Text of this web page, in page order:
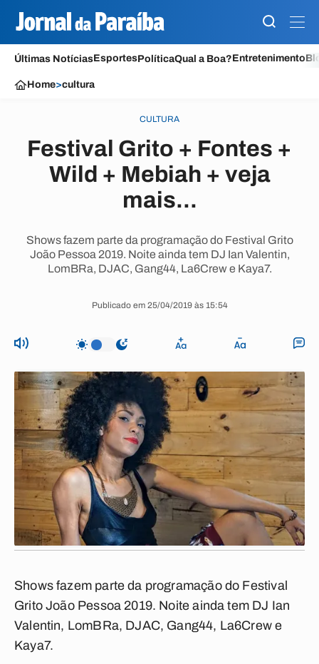
Últimas NotíciasEsportesPolíticaQual a Boa?Entretenimento
Home>cultura
CULTURA
Festival Grito + Fontes +
Wild + Mebiah + veja
mais...
Shows fazem parte da programação do Festival Grito
João Pessoa 2019. Noite ainda tem DJ Ian Valentin,
LomBRa, DJAC, Gang44, La6Crew e Kaya7.
Publicado em 25/04/2019 às 15:54
Shows fazem parte da programação do Festival
Grito João Pessoa 2019. Noite ainda tem DJ Ian
Valentin, LomBRa, DJAC, Gang44, La6Crew e
Kaya7.